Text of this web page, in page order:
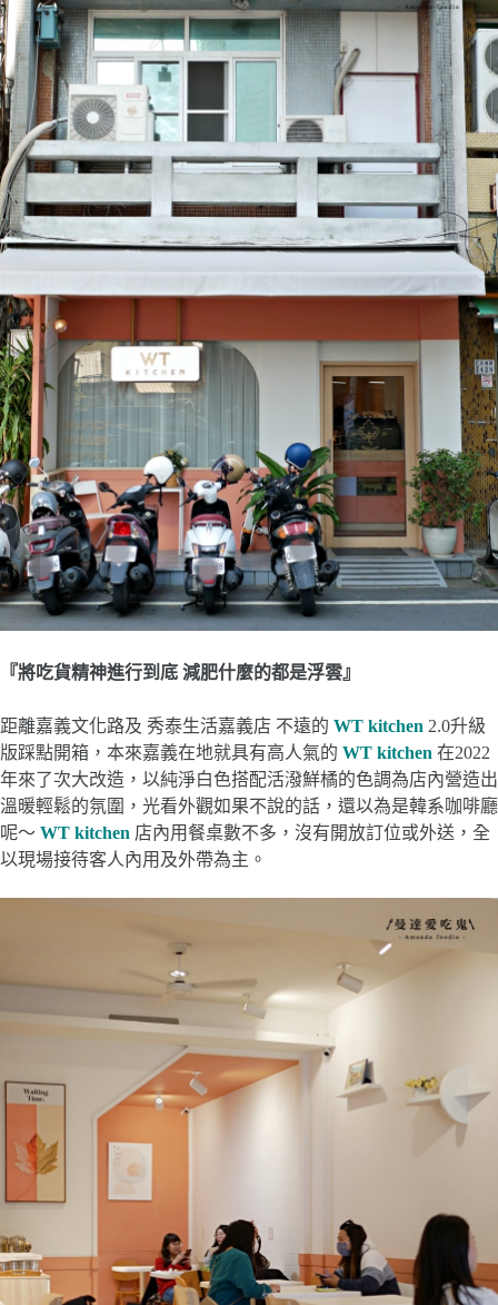
『將吃貨精神進行到底 減肥什麼的都是浮雲』
距離嘉義文化路及 秀泰生活嘉義店 不遠的 WT kitchen 2.0升級
版踩點開箱，本來嘉義在地就具有高人氣的 WT kitchen 在2022
年來了次大改造，以純淨白色搭配活潑鮮橘的色調為店內營造出
溫暖輕鬆的氛圍，光看外觀如果不說的話，還以為是韓系咖啡廳
呢～ WT kitchen 店內用餐桌數不多，沒有開放訂位或外送，全
以現場接待客人內用及外帶為主。